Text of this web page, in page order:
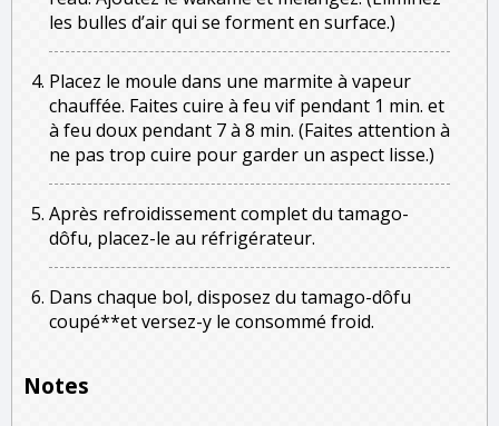
les bulles d’air qui se forment en surface.)
Placez le moule dans une marmite à vapeur
chauffée. Faites cuire à feu vif pendant 1 min. et
à feu doux pendant 7 à 8 min. (Faites attention à
ne pas trop cuire pour garder un aspect lisse.)
Après refroidissement complet du tamago-
dôfu, placez-le au réfrigérateur.
Dans chaque bol, disposez du tamago-dôfu
coupé**et versez-y le consommé froid.
Notes